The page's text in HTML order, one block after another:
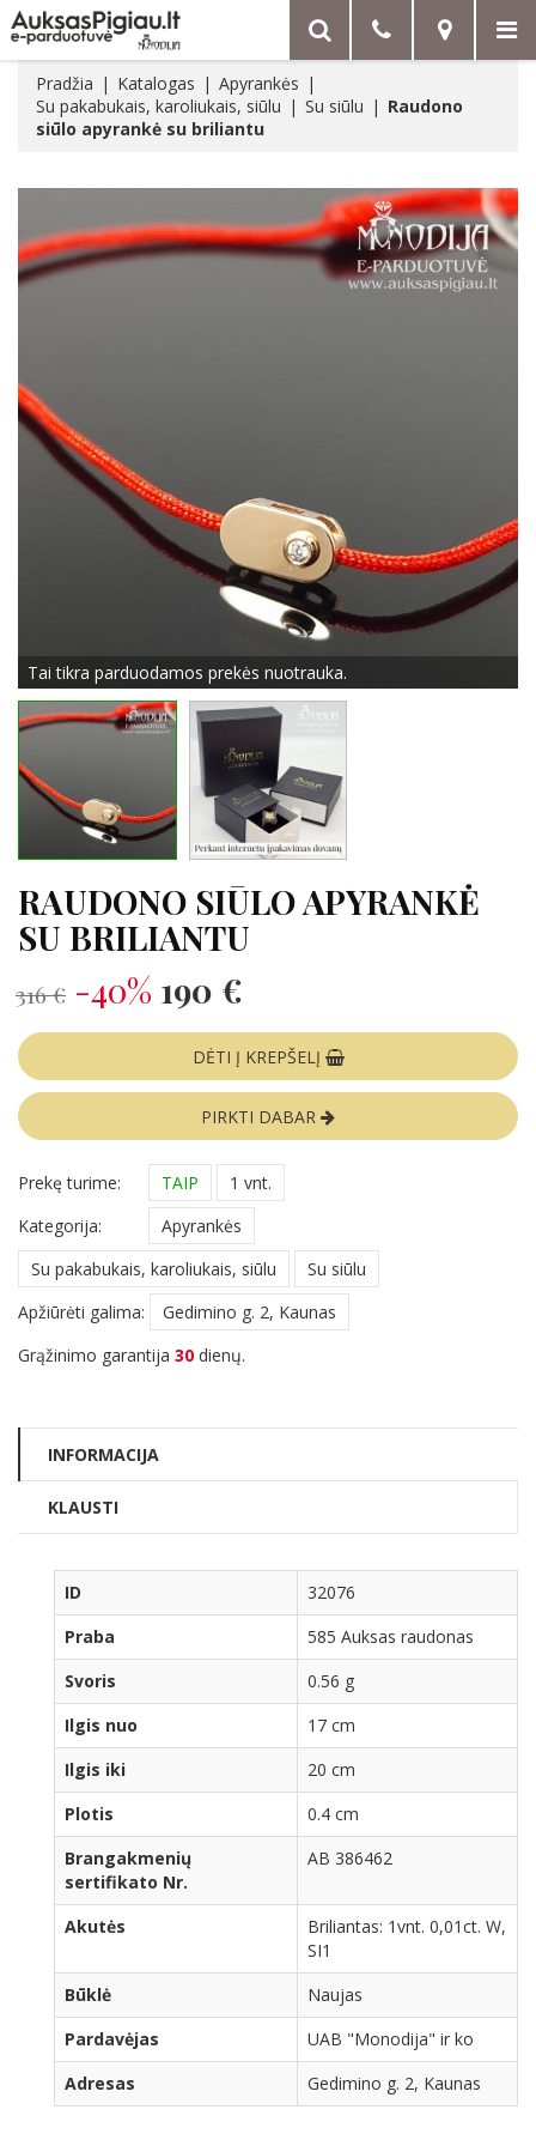
Pradžia Katalogas
Apyrankės
Su pakabukais, karoliukais, siūlu
Su siūlu
Raudono
siūlo apyrankė su briliantu
Tai tikra parduodamos prekės nuotrauka.
RAUDONO SIŪLO APYRANKĖ
SU BRILIANTU
316 € -40% 190 €
DĖTI Į KREPŠELĮ
PIRKTI DABAR
Prekę turime: TAIP
1 vnt.
Kategorija:
Apyrankės
Su pakabukais, karoliukais, siūlu
Su siūlu
Apžiūrėti galima:
Gedimino g. 2, Kaunas
Grąžinimo garantija 30 dienų.
INFORMACIJA
KLAUSTI
ID
32076
Praba
585 Auksas raudonas
Svoris
0.56 g
Ilgis nuo
17 cm
Ilgis iki
20 cm
Plotis
0.4 cm
Brangakmenių
sertifikato Nr.
AB 386462
Akutės
Briliantas: 1vnt. 0,01ct. W,
SI1
Būklė
Naujas
Pardavėjas
UAB "Monodija" ir ko
Adresas
Gedimino g. 2, Kaunas